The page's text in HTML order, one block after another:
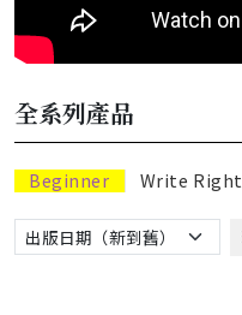
全系列產品
Beginner Write Right